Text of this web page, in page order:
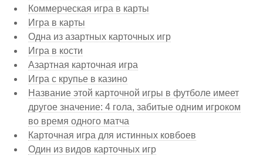
Коммерческая игра в карты
Игра в карты
Одна из азартных карточных игр
Игра в кости
Азартная карточная игра
Игра с крупье в казино
Название этой карточной игры в футболе имеет
другое значение: 4 гола, забитые одним игроком
во время одного матча
Карточная игра для истинных ковбоев
Один из видов карточных игр